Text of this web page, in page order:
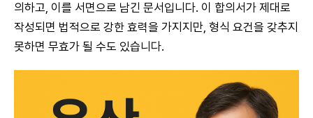
의하고, 이를 서면으로 남긴 문서입니다. 이 합의서가 제대로
작성되면 법적으로 강한 효력을 가지지만, 형식 요건을 갖추지
못하면 무효가 될 수도 있습니다.